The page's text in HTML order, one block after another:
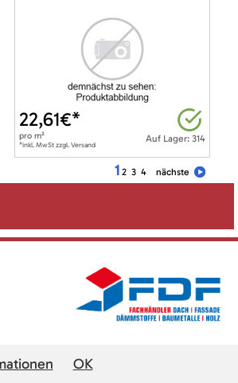
Auf Lager: 314
22,61€*
prom²
*inkl. MwSt zzgl. Versand
1 2 3 4 nächste
OK